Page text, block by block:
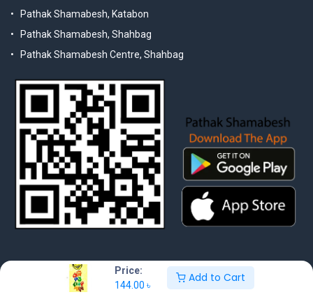
Price:
144.00 ৳
Add to Cart
Pathak Shamabesh, Katabon
Pathak Shamabesh, Shahbag
Pathak Shamabesh Centre, Shahbag
© 2025 Pathak Shamabesh. Developed by Metamorphosis Ltd. |